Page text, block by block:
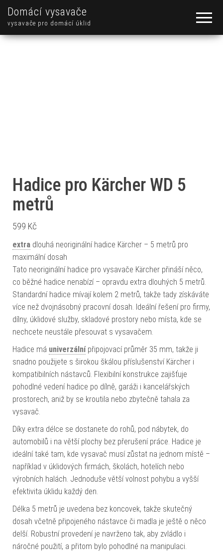
Domácí vysavače
vysavače pro domácí úklid
Hadice pro Kärcher WD 5
metrů
599 Kč
extra dlouhá neoriginální hadice Kärcher – 5 metrů pro
maximální dosah
Tato neoriginální hadice pro vysavače Kärcher přináší něco,
co běžné hadice nenabízí – opravdu extra dlouhých 5 metrů.
Standardní hadice mívají kolem 2 metrů, takže tady získáváte
více než dvojnásobný pracovní dosah. Ideální řešení pro firmy,
dílny, úklidové služby, skladové prostory nebo místa, kde se
nechcete neustále přesouvat s vysavačem.
Hadice má univerzálnípřipojovací průměr 35 mm, takže ji
snadno použijete s širokou škálou příslušenství Kärcher i
kompatibilních nástavců. Flexibilní konstrukce zajišťuje
pohodlné vedení hadice po dílně, garáži i kancelářských
prostorech, aniž by se kroutila nebo zbytečně tahala za
vysavač.
Díky extra délce se dostanete do rohů, pod nábytek, do
automobilů i na větší plochy bez přerušení práce. Hadice je
ideální také tam, kde vysavač musí zůstat na jednom místě –
například v úklidových firmách, školách, hotelích nebo
výrobních halách. Jednoduše větší volnost pohybu a vyšší
efektivita úklidu každý den.
Délka 5 metrů je uvedena bez koncovek, takže skutečný
dosah včetně připojeného nástavce či madla je ještě o něco
delší. Robustní provedení je navrženo tak, aby zvládlo i
náročné použití, a přitom bylo pohodlné na manipulaci.